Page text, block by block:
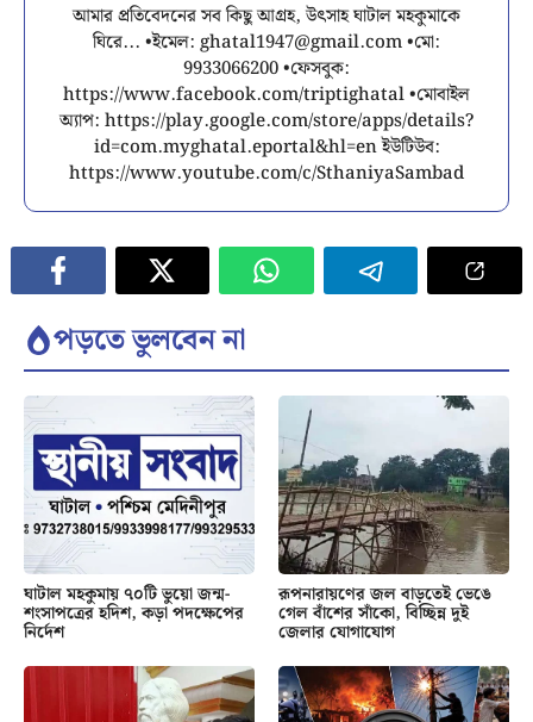
আমার প্রতিবেদনের সব কিছু আগ্রহ, উৎসাহ ঘাটাল মহকুমাকে
ঘিরে... •ইমেল: ghatal1947@gmail.com•মো:
9933066200 •ফেসবুক:
https://www.facebook.com/triptighatal •মোবাইল
অ্যাপ: https://play.google.com/store/apps/details?
id=com.myghatal.eportal&hl=en ইউটিউব:
https://www.youtube.com/c/SthaniyaSambad
পড়তে ভুলবেন না
ঘাটাল মহকুমায় ৭০টি ভুয়ো জন্ম-
শংসাপত্রের হদিশ, কড়া পদক্ষেপের
নির্দেশ
রূপনারায়ণের জল বাড়তেই ভেঙে
গেল বাঁশের সাঁকো, বিচ্ছিন্ন দুই
জেলার যোগাযোগ